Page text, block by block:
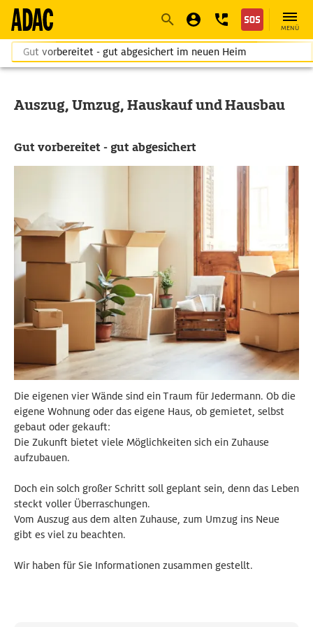
NavigationSuche
MENÜ
Gut vorbereitet - gut abgesichert im neuen Heim
Auszug, Umzug, Hauskauf und Hausbau
Gut vorbereitet - gut abgesichert
Die eigenen vier Wände sind ein Traum für Jedermann. Ob die
eigene Wohnung oder das eigene Haus, ob gemietet, selbst
gebaut oder gekauft:
Die Zukunft bietet viele Möglichkeiten sich ein Zuhause
aufzubauen.
Doch ein solch großer Schritt soll geplant sein, denn das Leben
steckt voller Überraschungen.
Vom Auszug aus dem alten Zuhause, zum Umzug ins Neue
gibt es viel zu beachten.
Wir haben für Sie Informationen zusammen gestellt.